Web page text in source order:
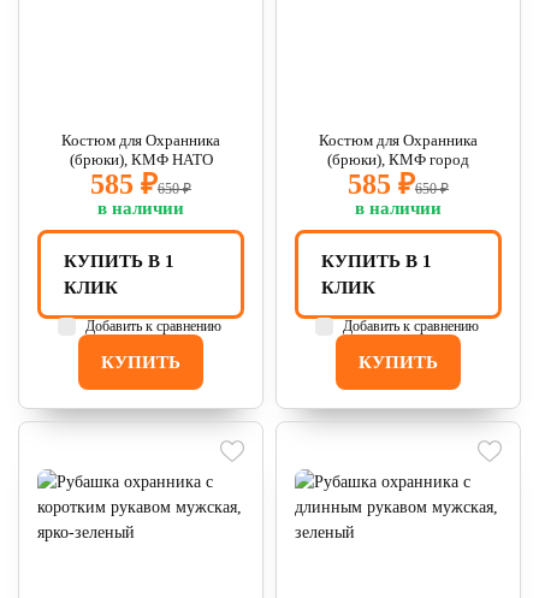
Костюм для Охранника
(брюки), КМФ НАТО
585 ₽650 ₽
в наличии
КУПИТЬ
КУПИТЬ В 1
КЛИК
Добавить к сравнению
Костюм для Охранника
(брюки), КМФ город
585 ₽650 ₽
в наличии
КУПИТЬ
КУПИТЬ В 1
КЛИК
Добавить к сравнению